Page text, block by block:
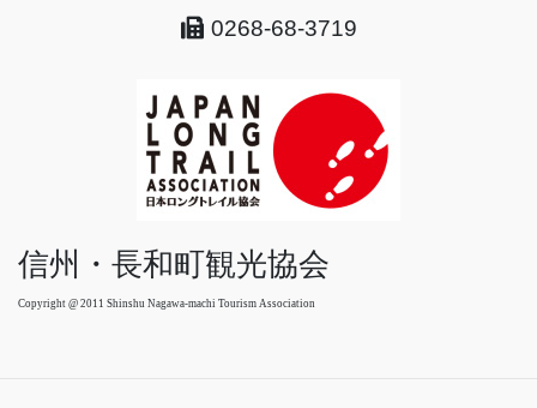
0268-68-3719
信州・長和町観光協会
Copyright @ 2011 Shinshu Nagawa-machi Tourism Association